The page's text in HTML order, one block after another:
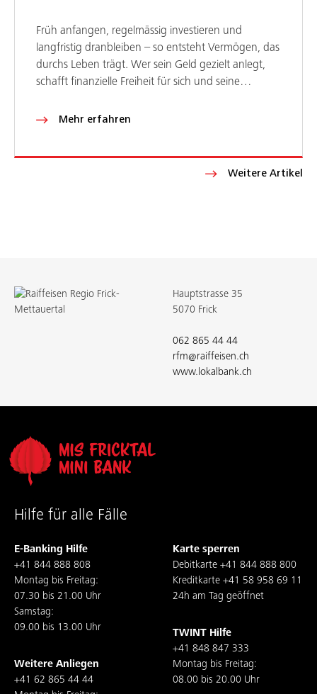
Weitere Artikel
Früh anfangen, regelmässig investieren und
langfristig dranbleiben – so entsteht Vermögen, das
durchs Leben trägt. Wer sein Geld gezielt anlegt,
schafft finanzielle Freiheit für sich und seine…
Mehr erfahren
Hauptstrasse 35
5070 Frick
062 865 44 44
rfm@raiffeisen.ch
www.lokalbank.ch
Hilfe für alle Fälle
E-Banking Hilfe
+41 844 888 808
Montag bis Freitag:
07.30 bis 21.00 Uhr
Samstag:
09.00 bis 13.00 Uhr
Weitere Anliegen
+41 62 865 44 44
Karte sperren
Debitkarte +41 844 888 800
Kreditkarte +41 58 958 69 11
24h am Tag geöffnet
TWINT Hilfe
+41 848 847 333
Montag bis Freitag:
08.00 bis 20.00 Uhr